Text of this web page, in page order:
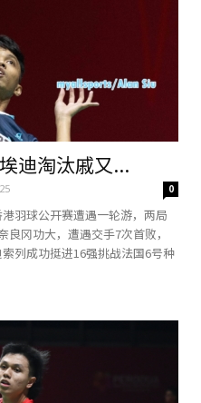
迪淘汰戚又...
0
羽球公开赛遭遇一轮游，两局
冈功大，遭遇交手7次首败，
列成功挺进16强挑战法国6号种